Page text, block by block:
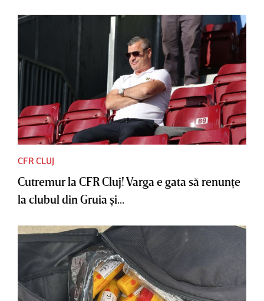
CFR CLUJ
Cutremur la CFR Cluj! Varga e gata să renunţe
la clubul din Gruia şi...